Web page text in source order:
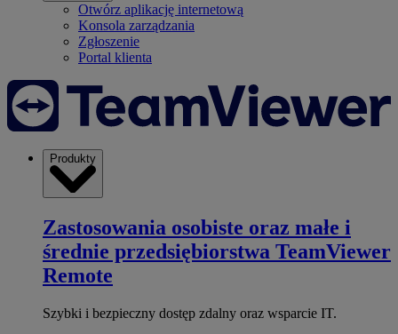
Otwórz aplikację internetową
Konsola zarządzania
Zgłoszenie
Portal klienta
Produkty
Zastosowania osobiste oraz małe i
średnie przedsiębiorstwa TeamViewer
Remote
Szybki i bezpieczny dostęp zdalny oraz wsparcie IT.